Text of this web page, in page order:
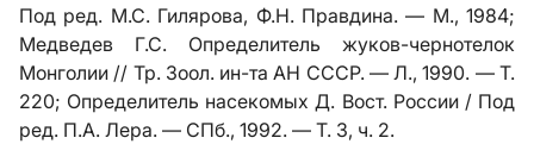
Под ред. М.С. Гилярова, Ф.Н. Правдина. — М., 1984;
Медведев Г.С. Определитель жуков-чернотелок
Монголии // Тр. Зоол. ин-та АН СССР. — Л., 1990. — Т.
220; Определитель насекомых Д. Вост. России / Под
ред. П.А. Лера. — СПб., 1992. — Т. 3, ч. 2.